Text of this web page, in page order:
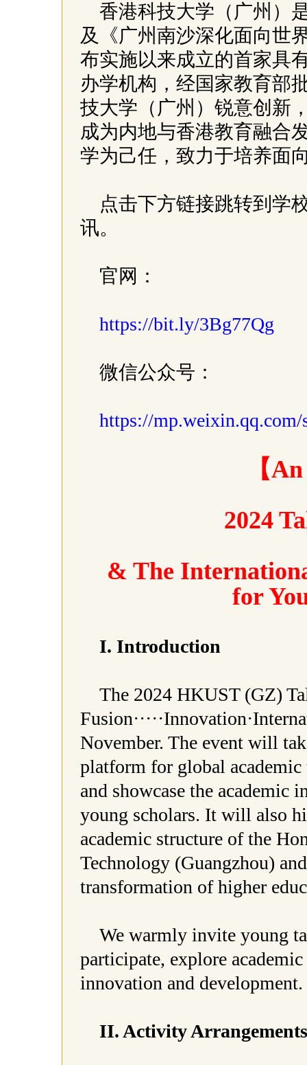
香港科技大学（广州）
及《广州南沙深化面向世
布实施以来成立的首家具
办学机构，经国家教育部
技大学（广州）锐意创新
成为内地与香港教育融合
学为己任，致力于培养面
点击下方链接跳转到学
讯。
官网：
https://bit.ly/3Bg77Qg
微信公众号：
https://
【
2024
& The
for
I. Introduction
The 2024 HKUST (GZ)
November. The event will
platform for global academic
and showcase the
young scholars. It will also
academic structure of the
Technology (Guangzhou)
transformation of higher
We warmly invite young
participate, explore
innovation and development.
II. Activity